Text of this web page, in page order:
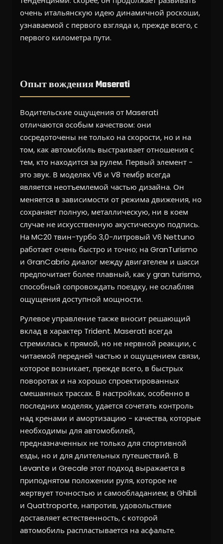
очень итальянскую идею динамичной роскоши,
узнаваемой с первого взгляда и, прежде всего, с
первого километра пути.
Опыт вождения Maserati
Водительские ощущения от Maserati
отличаются особым качеством: они
сосредоточены не только на скорости, но и на
том, как автомобиль выстраивает отношения с
тем, кто находится за рулем. Первый элемент -
это звук. В моделях V6 и V8 тембр всегда
является неотъемлемой частью дизайна. Он
меняется в зависимости от режима движения, но
сохраняет полную, металлическую, ни в коем
случае не искусственную акустическую подпись.
На MC20 твин-турбо 3,0-литровый V6 Nettuno
работает очень быстро и точно; на GranTurismo
и GranCabrio диалог между двигателем и шасси
предпочитает более плавный, как у gran turismo,
способный сопровождать поездку, не ослабляя
ощущения доступной мощности.
Рулевое управление также вносит решающий
вклад в характер Trident. Maserati всегда
стремилась к прямой, но не нервной реакции, с
читаемой передней частью и ощущением связи,
которое возникает, прежде всего, в быстрых
поворотах и на хорошо спроектированных
смешанных трассах. В настройках, особенно в
последних моделях, удается сочетать контроль
над кренами и амортизацию - качества, которые
необходимы для автомобилей,
предназначенных не только для спортивной
езды, но и для длительных путешествий. В
Levante и Grecale этот подход выражается в
приподнятом положении руля, которое не
жертвует точностью и самообладанием; в Ghibli
и Quattroporte, напротив, удовольствие
доставляет естественность, с которой
автомобиль распластывается на асфальте.